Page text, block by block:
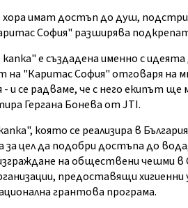
имат достъп до душ,
София" разширява
е създадена именно с
на "Каритас София" отговаря на
- и се радваме, че с него екипът
Гергана Бонева от JTI.
която се реализира в
цел да подобри достъпа до
на обществени чешми в
предоставящи хигиенни
грантова програма.